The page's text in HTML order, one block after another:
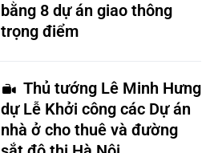
bằng 8 dự án giao thông
trọng điểm
Thủ tướng Lê Minh Hưng
dự Lễ Khởi công các Dự án
nhà ở cho thuê và đường